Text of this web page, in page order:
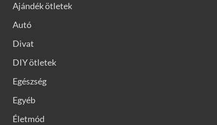
Ajándék ötletek
Autó
Divat
DIY ötletek
Egészség
Egyéb
Életmód